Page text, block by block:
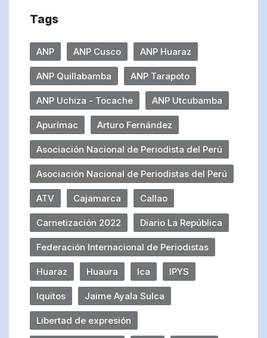
Tags
ANP ANP Cusco ANP Huaraz
ANP Quillabamba ANP Tarapoto
ANP Uchiza - Tocache ANP Utcubamba
Apurímac Arturo Fernández
Asociación Nacional de Periodista del Perú
Asociación Nacional de Periodistas del Perú
ATV Cajamarca Callao
Carnetización 2022 Diario La República
Federación Internacional de Periodistas
Huaraz Huaura Ica IPYS
Iquitos Jaime Ayala Sulca
Libertad de expresión